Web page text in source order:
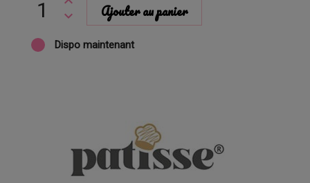
Ajouter au panier
Dispo maintenant